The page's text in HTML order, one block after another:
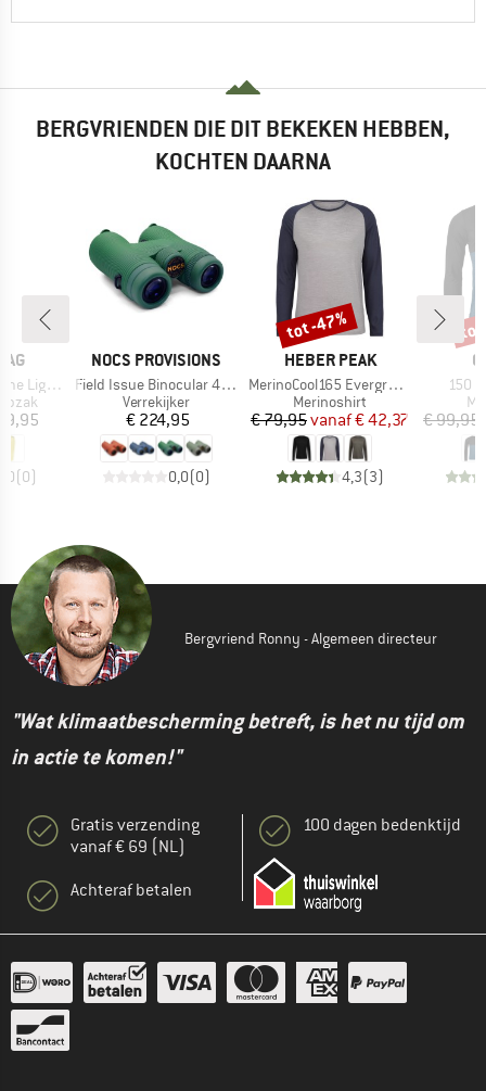
BERGVRIENDEN DIE DIT BEKEKEN HEBBEN,
KOCHTEN DAARNA
2.0
(0)
MERK
NOCS PROVISIONS
Artikel
Field Issue Binocular 42mm
Productgroep
Verrekijker
Prijs
€ 224,95
0,0(0)
MERK
HEBER PEAK
Artikel
MerinoCool165 EvergreenHe. L/S
Productgroep
Merinoshirt
Prijs
€ 79,95 Verlaagde prijs
vanaf€ 42,37
4,3(3)
Korting
tot -47%
Artikel
150
€ 99,95
Bergvriend Ronny - Algemeen directeur
"Wat klimaatbescherming betreft, is het nu tijd om
in actie te komen!"
Gratis verzending
vanaf € 69 (NL)
Achteraf betalen
100 dagen bedenktijd